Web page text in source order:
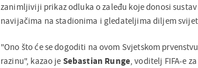
zanimljiviji prikaz odluka o zaleđu koje donosi
navijačima na stadionima i gledateljima diljem
"Ono što će se dogoditi na ovom Svjetskom
razinu", kazao je Sebastian Runge, voditelj FIFA-e